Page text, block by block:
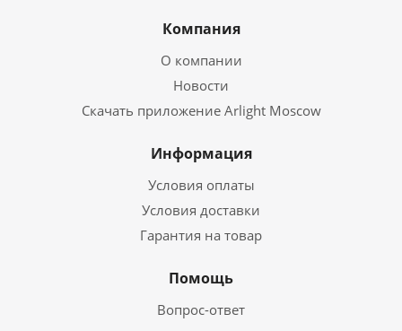
Компания
О компании
Новости
Скачать приложение Arlight Moscow
Информация
Условия оплаты
Условия доставки
Гарантия на товар
Помощь
Вопрос-ответ